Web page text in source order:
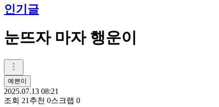
인기글
눈뜨자 마자 행운이
예쁜이
2025.07.13 08:21
조회 21 추천 0스크랩 0